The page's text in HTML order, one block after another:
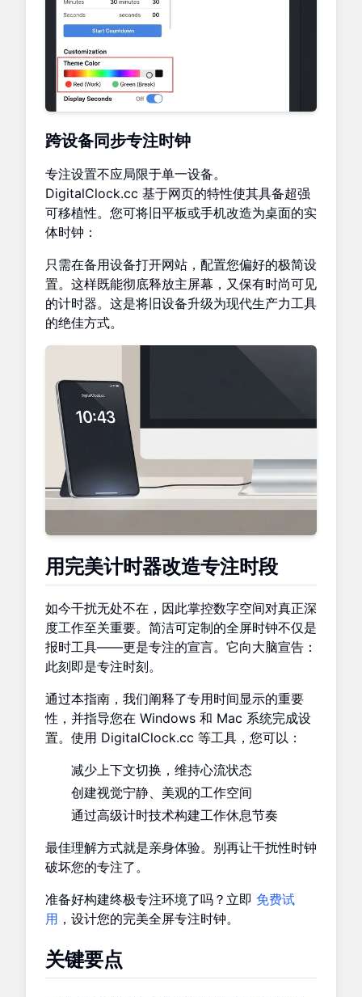
跨设备同步专注时钟
专注设置不应局限于单一设备。
DigitalClock.cc 基于网页的特性使其具备超强
可移植性。您可将旧平板或手机改造为桌面的实
体时钟：
只需在备用设备打开网站，配置您偏好的极简设
置。这样既能彻底释放主屏幕，又保有时尚可见
的计时器。这是将旧设备升级为现代生产力工具
的绝佳方式。
用完美计时器改造专注时段
如今干扰无处不在，因此掌控数字空间对真正深
度工作至关重要。简洁可定制的全屏时钟不仅是
报时工具——更是专注的宣言。它向大脑宣告：
此刻即是专注时刻。
通过本指南，我们阐释了专用时间显示的重要
性，并指导您在 Windows 和 Mac 系统完成设
置。使用 DigitalClock.cc 等工具，您可以：
减少上下文切换，维持心流状态
创建视觉宁静、美观的工作空间
通过高级计时技术构建工作休息节奏
最佳理解方式就是亲身体验。别再让干扰性时钟
破坏您的专注了。
准备好构建终极专注环境了吗？立即 免费试
用 ，设计您的完美全屏专注时钟。
关键要点